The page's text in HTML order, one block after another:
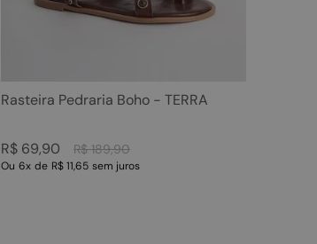
Rasteira Pedraria Boho - TERRA
R$ 189,90
R$ 69,90
Ou 6x de R$ 11,65 sem juros